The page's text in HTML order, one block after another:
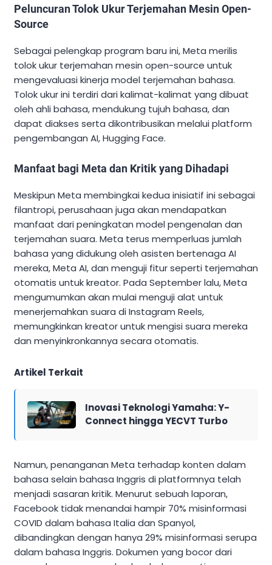
Peluncuran Tolok Ukur Terjemahan Mesin Open-
Source
Sebagai pelengkap program baru ini, Meta merilis
tolok ukur terjemahan mesin open-source untuk
mengevaluasi kinerja model terjemahan bahasa.
Tolok ukur ini terdiri dari kalimat-kalimat yang dibuat
oleh ahli bahasa, mendukung tujuh bahasa, dan
dapat diakses serta dikontribusikan melalui platform
pengembangan AI, Hugging Face.
Manfaat bagi Meta dan Kritik yang Dihadapi
Meskipun Meta membingkai kedua inisiatif ini sebagai
filantropi, perusahaan juga akan mendapatkan
manfaat dari peningkatan model pengenalan dan
terjemahan suara. Meta terus memperluas jumlah
bahasa yang didukung oleh asisten bertenaga AI
mereka, Meta AI, dan menguji fitur seperti terjemahan
otomatis untuk kreator. Pada September lalu, Meta
mengumumkan akan mulai menguji alat untuk
menerjemahkan suara di Instagram Reels,
memungkinkan kreator untuk mengisi suara mereka
dan menyinkronkannya secara otomatis.
Artikel Terkait
Inovasi Teknologi Yamaha: Y-
Connect hingga YECVT Turbo
Namun, penanganan Meta terhadap konten dalam
bahasa selain bahasa Inggris di platformnya telah
menjadi sasaran kritik. Menurut sebuah laporan,
Facebook tidak menandai hampir 70% misinformasi
COVID dalam bahasa Italia dan Spanyol,
dibandingkan dengan hanya 29% misinformasi serupa
dalam bahasa Inggris. Dokumen yang bocor dari